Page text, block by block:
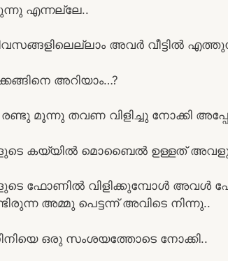
എന്നല്ലേ..
അവർ വീട്ടിൽ
അറിയാം…?
മൂന്നു തവണ വിളിച്ചു നോക്കി
കയ്യിൽ മൊബൈൽ ഉള്ളത്
ഫോണിൽ വിളിക്കുമ്പോൾ അവൾ
അമ്മു പെട്ടന്ന് അവിടെ നിന്നു..
ഒരു സംശയത്തോടെ നോക്കി..